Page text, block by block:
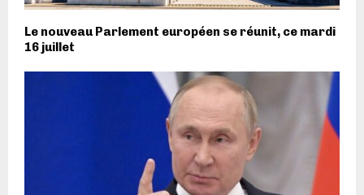
Le nouveau Parlement européen se réunit, ce mardi
16 juillet